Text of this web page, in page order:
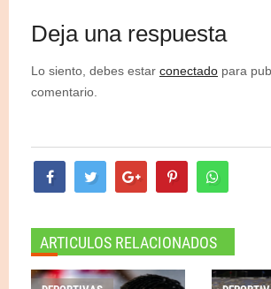
Deja una respuesta
Lo siento, debes estar conectado para
comentario.
ARTICULOS RELACIONADOS